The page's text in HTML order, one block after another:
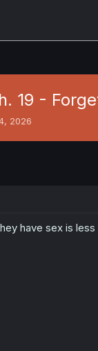
19 -
2026
have sex is